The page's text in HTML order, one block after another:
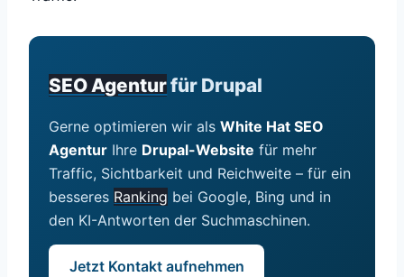
SEO Agenturfür Drupal
Gerne optimieren wir alsWhite Hat SEO
Agentur Ihre Drupal-Website für mehr
Traffic, Sichtbarkeit und Reichweite – für ein
besseres Ranking bei Google, Bing und in
den KI-Antworten der Suchmaschinen.
Jetzt Kontakt aufnehmen